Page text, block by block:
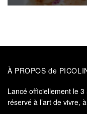
À PROPOS de
Lancé officiellement le 3
réservé à l’art de vivre,